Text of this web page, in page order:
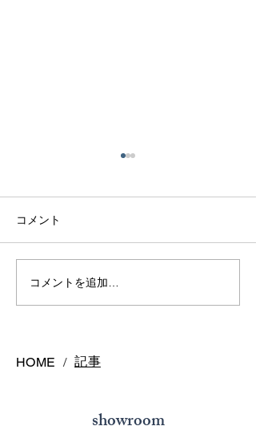
コメント
コメントを追加…
HOME / 記事